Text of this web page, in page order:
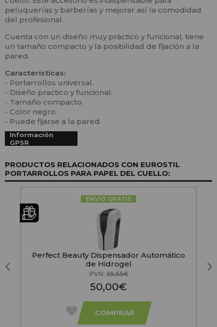
peluquerías y barberías y mejorar así la comodidad
del profesional.
Cuenta con un diseño muy práctico y funcional, tiene
un tamaño compacto y la posibilidad de fijación a la
pared.
Características:
- Portarrollos universal.
- Diseño practico y funcional.
- Tamaño compacto.
- Color negro.
- Puede fijarse a la pared.
Información
GPSR
PRODUCTOS RELACIONADOS CON EUROSTIL
PORTARROLLOS PARA PAPEL DEL CUELLO:
ENVÍO GRATIS
Perfect Beauty Dispensador Automático
de Hidrogel
PVR:55,55€
50,00€
COMPRAR